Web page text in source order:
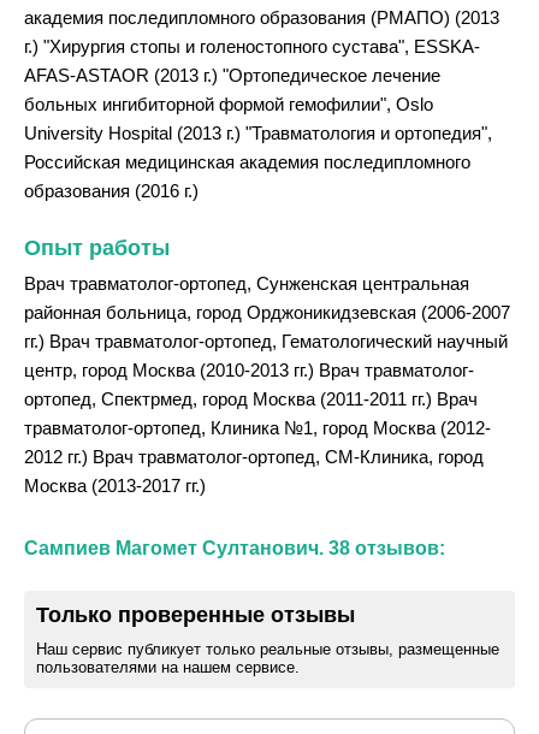
академия последипломного образования (РМАПО) (2013
г.) "Хирургия стопы и голеностопного сустава", ESSKA-
AFAS-ASTAOR (2013 г.) "Ортопедическое лечение
больных ингибиторной формой гемофилии", Oslo
University Hospital (2013 г.) "Травматология и ортопедия",
Российская медицинская академия последипломного
образования (2016 г.)
Опыт работы
Врач травматолог-ортопед, Сунженская центральная
районная больница, город Орджоникидзевская (2006-2007
гг.) Врач травматолог-ортопед, Гематологический научный
центр, город Москва (2010-2013 гг.) Врач травматолог-
ортопед, Спектрмед, город Москва (2011-2011 гг.) Врач
травматолог-ортопед, Клиника №1, город Москва (2012-
2012 гг.) Врач травматолог-ортопед, СМ-Клиника, город
Москва (2013-2017 гг.)
Сампиев Магомет Султанович. 38 отзывов:
Только проверенные отзывы
Наш сервис публикует только реальные отзывы, размещенные
пользователями на нашем сервисе.